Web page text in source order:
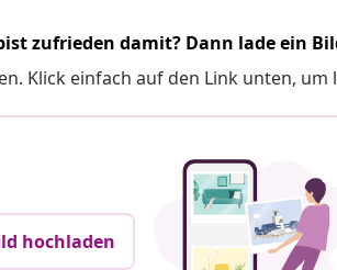
zufrieden damit? Dann lade ein
Klick einfach auf den Link unten, um
hochladen